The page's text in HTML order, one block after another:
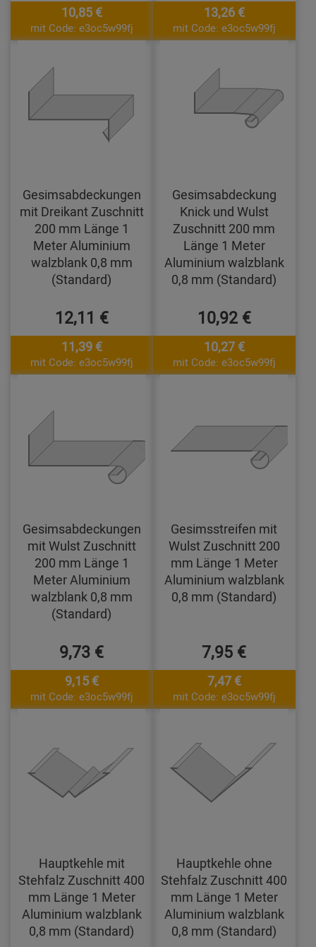
10,85 €
mit Code: e3oc5w99fj
13,26 €
mit Code: e3oc5w99fj
Gesimsabdeckungen
mit Dreikant Zuschnitt
200 mm Länge 1
Meter Aluminium
walzblank 0,8 mm
(Standard)
12,11 €
11,39 €
mit Code: e3oc5w99fj
Gesimsabdeckung
Knick und Wulst
Zuschnitt 200 mm
Länge 1 Meter
Aluminium walzblank
0,8 mm (Standard)
10,92 €
10,27 €
mit Code: e3oc5w99fj
Gesimsabdeckungen
mit Wulst Zuschnitt
200 mm Länge 1
Meter Aluminium
walzblank 0,8 mm
(Standard)
9,73 €
9,15 €
mit Code: e3oc5w99fj
Gesimsstreifen mit
Wulst Zuschnitt 200
mm Länge 1 Meter
Aluminium walzblank
0,8 mm (Standard)
7,95 €
7,47 €
mit Code: e3oc5w99fj
Hauptkehle mit
Stehfalz Zuschnitt 400
mm Länge 1 Meter
Aluminium walzblank
0,8 mm (Standard)
Hauptkehle ohne
Stehfalz Zuschnitt 400
mm Länge 1 Meter
Aluminium walzblank
0,8 mm (Standard)